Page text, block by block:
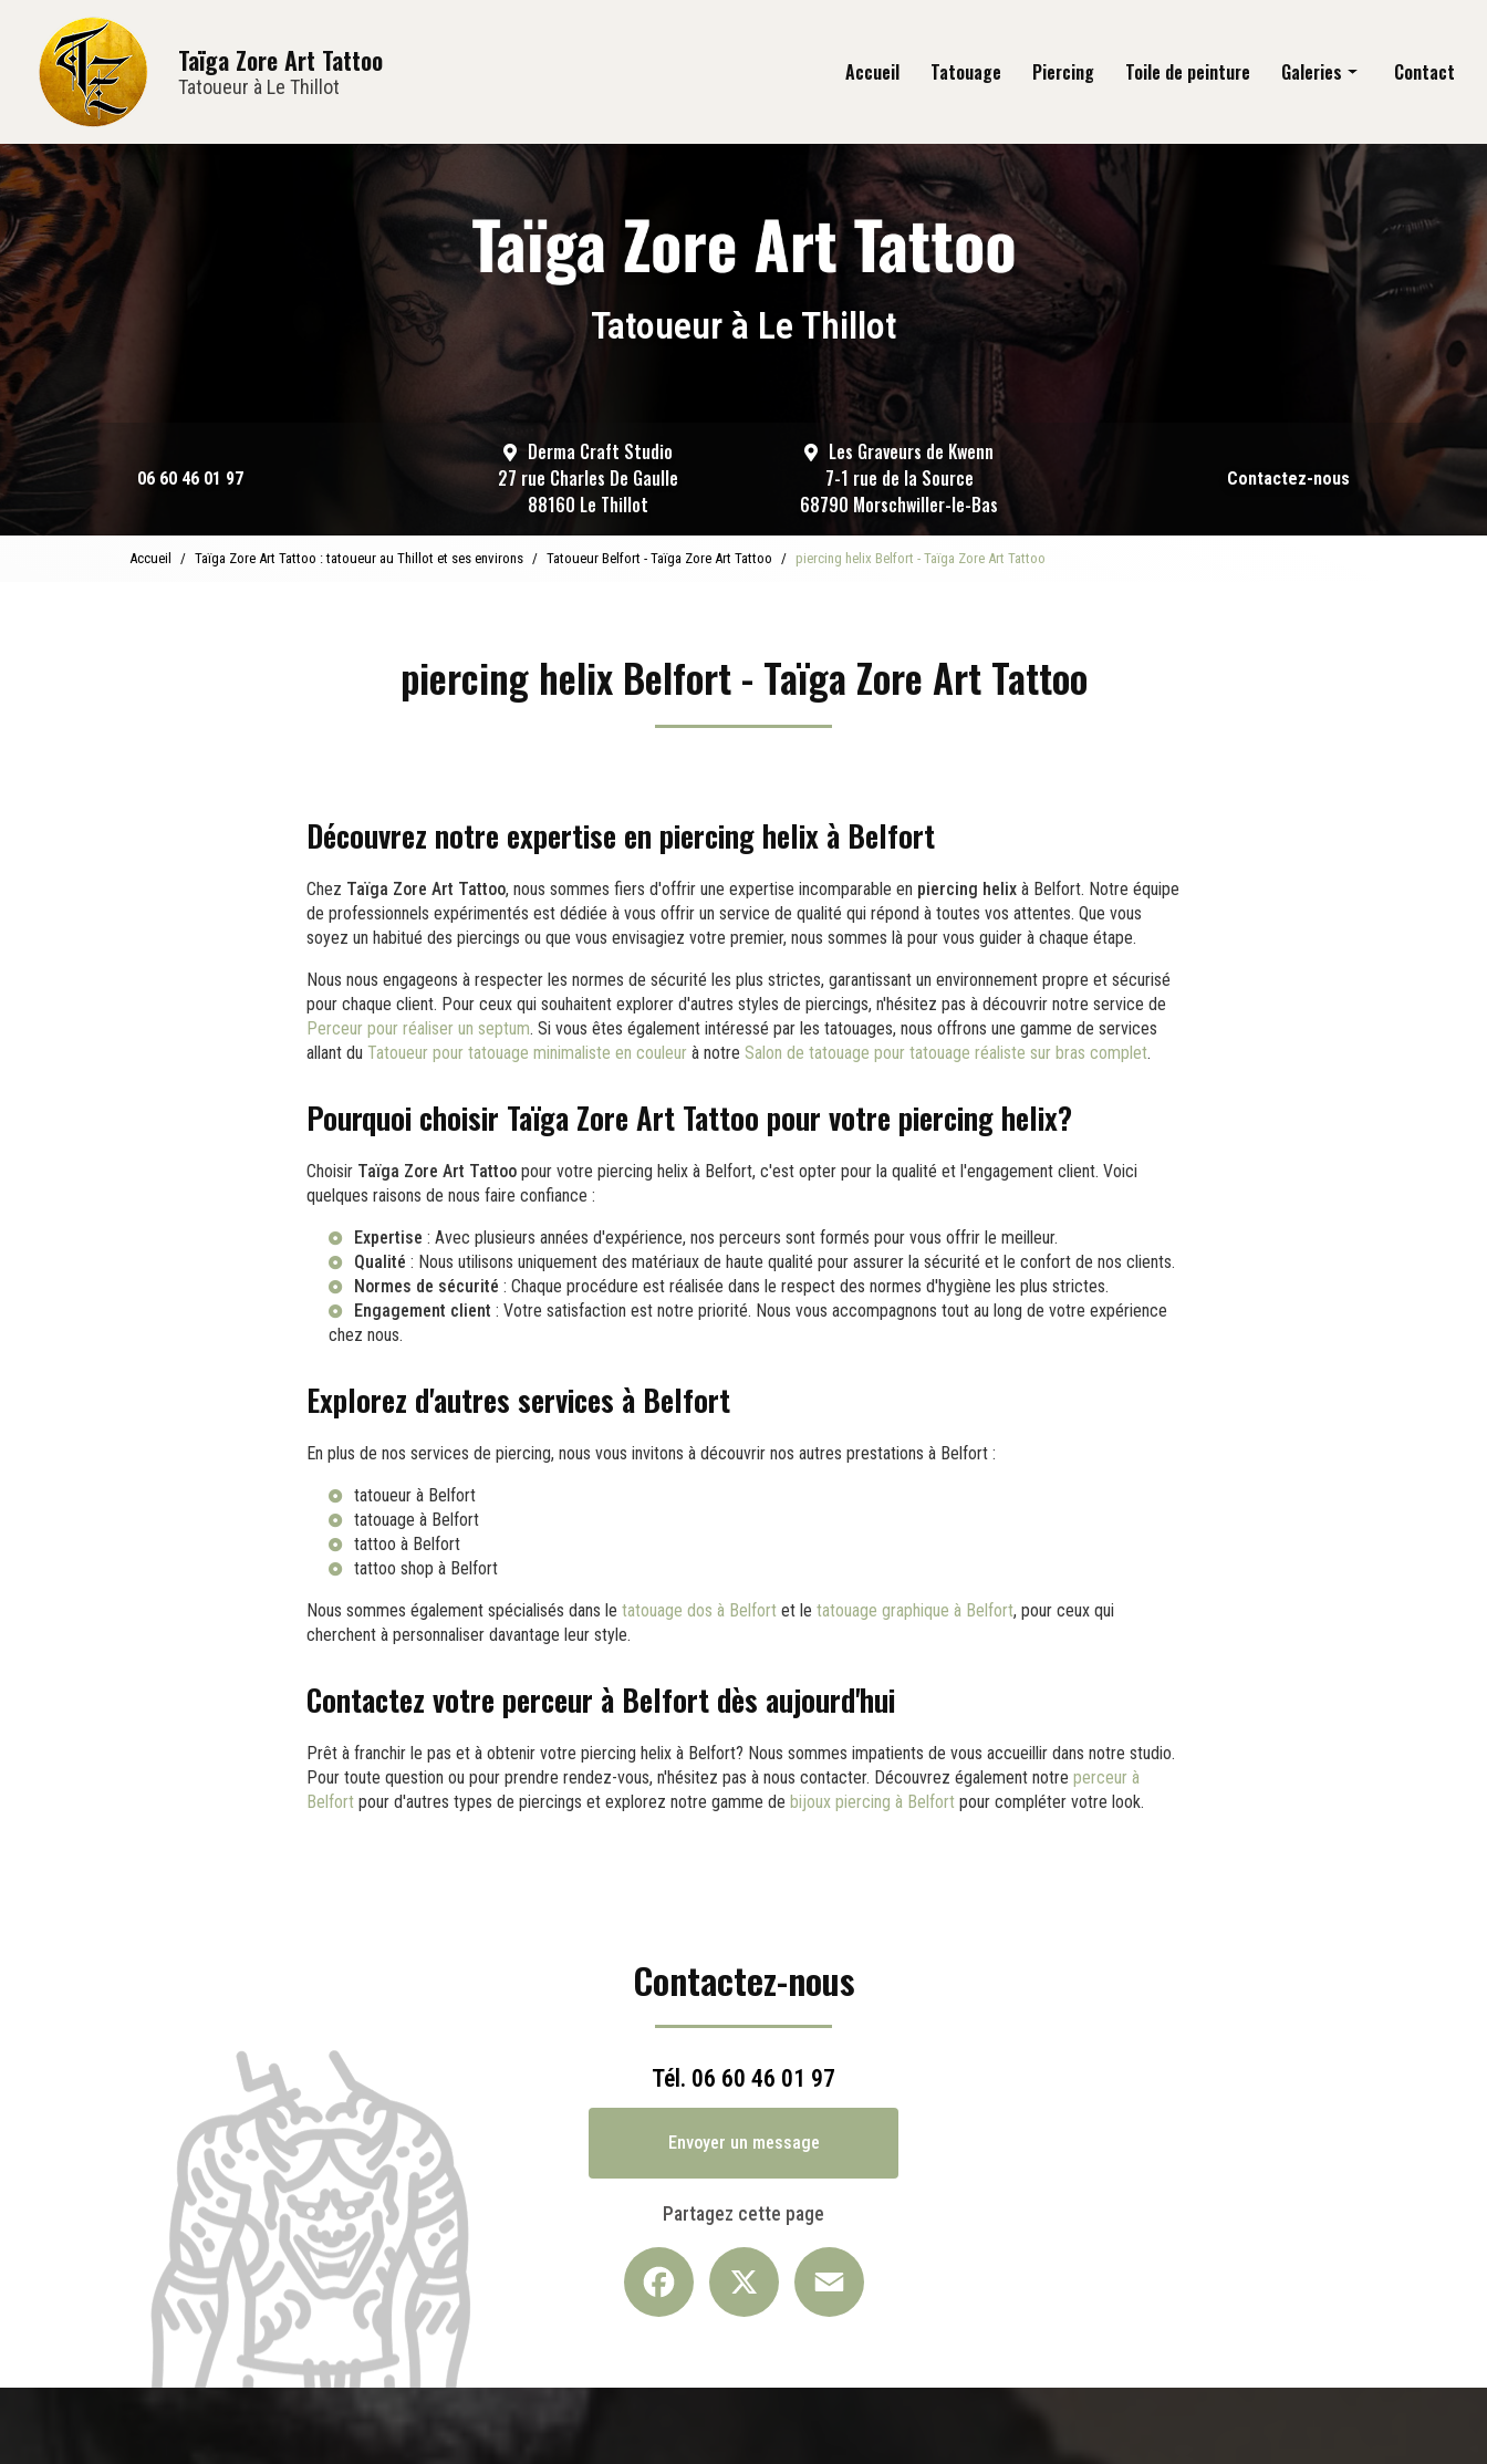
contenu
principal
Taïga Zore Art Tattoo
Tatoueur à Le Thillot
Accueil Tatouage Piercing Toile de peinture Galeries
Tatouage
Piercing
Toile de peinture
Contact
Tatoueur à Le Thillot
06 60 46 01 97
Derma Craft Studio
27 rue Charles De Gaulle
88160 Le Thillot
Les Graveurs de Kwenn
7-1 rue de la Source
68790 Morschwiller-le-Bas
Contactez-nous
Accueil Taïga Zore Art Tattoo : tatoueur au Thillot et ses environs Tatoueur Belfort - Taïga Zore Art Tattoo piercing helix Belfort - Taïga Zore Art Tattoo
piercing helix Belfort - Taïga Zore Art Tattoo
Découvrez notre expertise en piercing helix à Belfort
Chez Taïga Zore Art Tattoo, nous sommes fiers d'offrir une expertise incomparable en piercing helix à Belfort. Notre équipe
de professionnels expérimentés est dédiée à vous offrir un service de qualité qui répond à toutes vos attentes. Que vous
soyez un habitué des piercings ou que vous envisagiez votre premier, nous sommes là pour vous guider à chaque étape.
Nous nous engageons à respecter les normes de sécurité les plus strictes, garantissant un environnement propre et sécurisé
pour chaque client. Pour ceux qui souhaitent explorer d'autres styles de piercings, n'hésitez pas à découvrir notre service de
Perceur pour réaliser un septum. Si vous êtes également intéressé par les tatouages, nous offrons une gamme de services
allant du Tatoueur pour tatouage minimaliste en couleur à notre Salon de tatouage pour tatouage réaliste sur bras complet.
Pourquoi choisir Taïga Zore Art Tattoo pour votre piercing helix?
Choisir Taïga Zore Art Tattoo pour votre piercing helix à Belfort, c'est opter pour la qualité et l'engagement client. Voici
quelques raisons de nous faire confiance :
Expertise : Avec plusieurs années d'expérience, nos perceurs sont formés pour vous offrir le meilleur.
Qualité : Nous utilisons uniquement des matériaux de haute qualité pour assurer la sécurité et le confort de nos clients.
Normes de sécurité : Chaque procédure est réalisée dans le respect des normes d'hygiène les plus strictes.
Engagement client : Votre satisfaction est notre priorité. Nous vous accompagnons tout au long de votre expérience
chez nous.
Explorez d'autres services à Belfort
En plus de nos services de piercing, nous vous invitons à découvrir nos autres prestations à Belfort :
tatoueur à Belfort
tatouage à Belfort
tattoo à Belfort
tattoo shop à Belfort
Nous sommes également spécialisés dans le tatouage dos à Belfort et le tatouage graphique à Belfort, pour ceux qui
cherchent à personnaliser davantage leur style.
Contactez votre perceur à Belfort dès aujourd'hui
Prêt à franchir le pas et à obtenir votre piercing helix à Belfort? Nous sommes impatients de vous accueillir dans notre studio.
Pour toute question ou pour prendre rendez-vous, n'hésitez pas à nous contacter. Découvrez également notre perceur à
Belfort pour d'autres types de piercings et explorez notre gamme de bijoux piercing à Belfort pour compléter votre look.
Contactez-nous
Tél. 06 60 46 01 97
Envoyer un message
Partagez cette page
Facebook